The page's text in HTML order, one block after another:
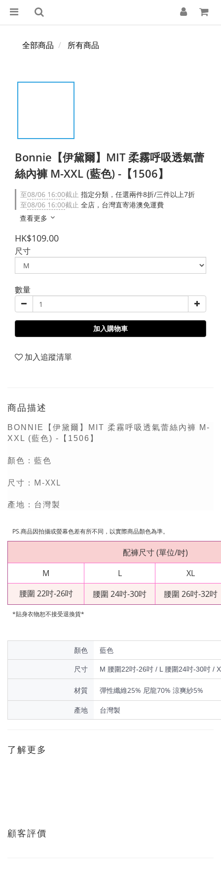
全部商品 所有商品
Bonnie【伊黛爾】MIT 柔霧呼吸透氣蕾
絲內褲 M-XXL (藍色) -【1506】
至08/06 16:00截止 指定分類，任選兩件8折/三件以上7折
至08/06 16:00截止 全店，台灣直寄港澳免運費
查看更多
HK$109.00
尺寸
數量
加入購物車
加入追蹤清單
商品描述
BONNIE【伊黛爾】MIT 柔霧呼吸透氣蕾絲內褲 M-
XXL (藍色) -【1506】
顏色： 藍色
尺寸： M-XXL
產地：台灣製
PS.商品因拍攝或螢幕色差有所不同，以實際商品顏色為準。
配褲尺寸(單位/吋)
M
L
XL
腰圍 22吋-26吋
腰圍 24吋-30吋 腰圍 26吋-32吋
*貼身衣物恕不接受退換貨*
顏色
藍色
尺寸
M 腰圍22吋-26吋 / L 腰圍24吋-30吋 /
材質 彈性纖維25% 尼龍70% 涼爽紗5%
產地 台灣製
了解更多
顧客評價